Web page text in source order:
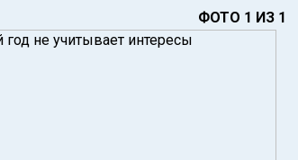
ФОТО 1 ИЗ 1